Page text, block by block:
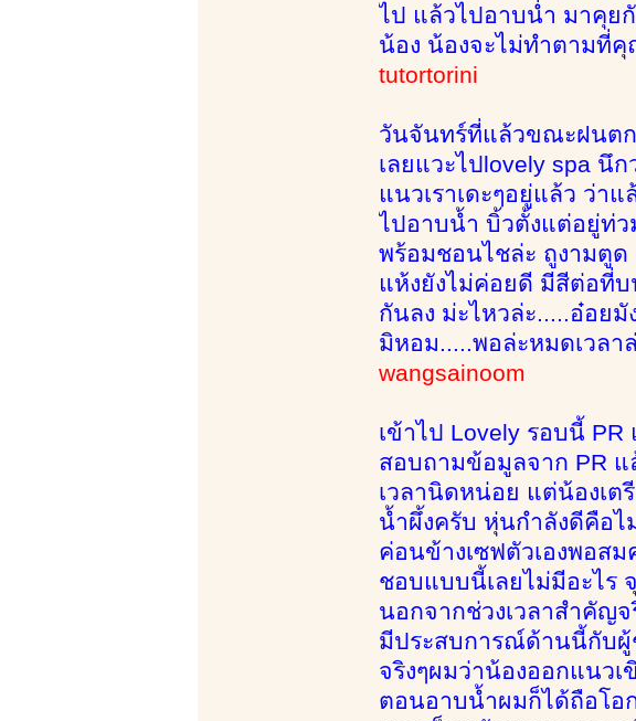
ไป แล้วไปอาบน่ำ มาคุย
น้อง น้องจะไม่ทำตามที่
tutortorini
วันจันทร์ที่แล้วขณะฝนตก
เลยแวะไปlovely spa นึ
แนวเราเดะๆอยู่แล้ว ว่า
ไปอาบน้ำ บิ้วตั้งแต่อยู่ท่
พร้อมชอนไชล่ะ ถูงามตูด
แห้งยังไม่ค่อยดี มีสีต่อที่
กันลง ม่ะไหวล่ะ.....อ๋อย
มิหอม.....พอล่ะหมดเวลา
wangsainoom
เข้าไป Lovely รอบนี้
สอบถามข้อมูลจาก PR แ
เวลานิดหน่อย แต่น้องเต
น้ำผึ้งครับ หุ่นกำลังดีคือ
ค่อนข้างเซฟตัวเองพอสม
ชอบแบบนี้เลยไม่มีอะไร
นอกจากช่วงเวลาสำคัญ
มีประสบการณ์ด้านนี้กับผู้
จริงๆผมว่าน้องออกแนว
ตอนอาบน้ำผมก็ได้ถือโอ